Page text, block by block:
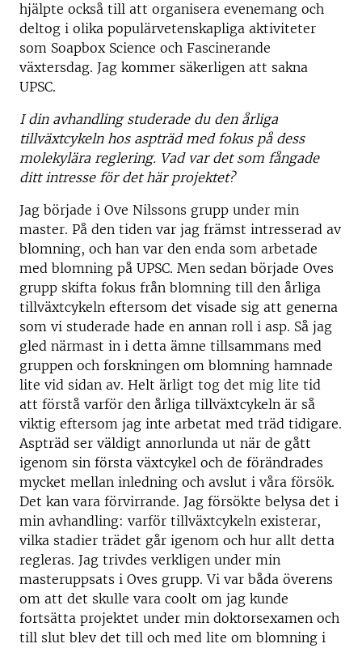
hjälpte också till att organisera evenemang och
deltog i olika populärvetenskapliga aktiviteter
som Soapbox Science och Fascinerande
växtersdag. Jag kommer säkerligen att sakna
UPSC.
I din avhandling studerade du den årliga
tillväxtcykeln hos aspträd med fokus på dess
molekylära reglering. Vad var det som fångade
ditt intresse för det här projektet?
Jag började i Ove Nilssons grupp under min
master. På den tiden var jag främst intresserad av
blomning, och han var den enda som arbetade
med blomning på UPSC. Men sedan började Oves
grupp skifta fokus från blomning till den årliga
tillväxtcykeln eftersom det visade sig att generna
som vi studerade hade en annan roll i asp. Så jag
gled närmast in i detta ämne tillsammans med
gruppen och forskningen om blomning hamnade
lite vid sidan av. Helt ärligt tog det mig lite tid
att förstå varför den årliga tillväxtcykeln är så
viktig eftersom jag inte arbetat med träd tidigare.
Aspträd ser väldigt annorlunda ut när de gått
igenom sin första växtcykel och de förändrades
mycket mellan inledning och avslut i våra försök.
Det kan vara förvirrande. Jag försökte belysa det i
min avhandling: varför tillväxtcykeln existerar,
vilka stadier trädet går igenom och hur allt detta
regleras. Jag trivdes verkligen under min
masteruppsats i Oves grupp. Vi var båda överens
om att det skulle vara coolt om jag kunde
fortsätta projektet under min doktorsexamen och
till slut blev det till och med lite om blomning i